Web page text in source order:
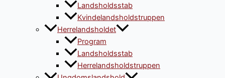
Landsholdsstab
Kvindelandsholdstruppen
Herrelandsholdet
Program
Landsholdsstab
Herrelandsholdstruppen